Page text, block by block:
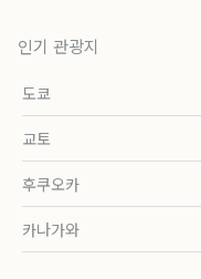
인기 관광지
도쿄
교토
후쿠오카
카나가와